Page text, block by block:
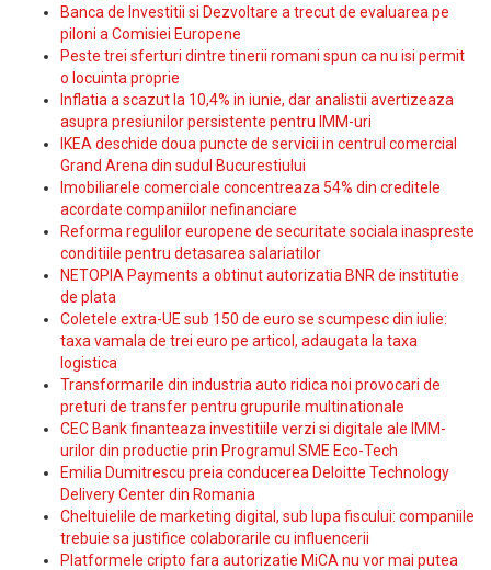
Banca de Investitii si Dezvoltare a trecut de evaluarea pe
piloni a Comisiei Europene
Peste trei sferturi dintre tinerii romani spun ca nu isi permit
o locuinta proprie
Inflatia a scazut la 10,4% in iunie, dar analistii avertizeaza
asupra presiunilor persistente pentru IMM-uri
IKEA deschide doua puncte de servicii in centrul comercial
Grand Arena din sudul Bucurestiului
Imobiliarele comerciale concentreaza 54% din creditele
acordate companiilor nefinanciare
Reforma regulilor europene de securitate sociala inaspreste
conditiile pentru detasarea salariatilor
NETOPIA Payments a obtinut autorizatia BNR de institutie
de plata
Coletele extra-UE sub 150 de euro se scumpesc din iulie:
taxa vamala de trei euro pe articol, adaugata la taxa
logistica
Transformarile din industria auto ridica noi provocari de
preturi de transfer pentru grupurile multinationale
CEC Bank finanteaza investitiile verzi si digitale ale IMM-
urilor din productie prin Programul SME Eco-Tech
Emilia Dumitrescu preia conducerea Deloitte Technology
Delivery Center din Romania
Cheltuielile de marketing digital, sub lupa fiscului: companiile
trebuie sa justifice colaborarile cu influencerii
Platformele cripto fara autorizatie MiCA nu vor mai putea